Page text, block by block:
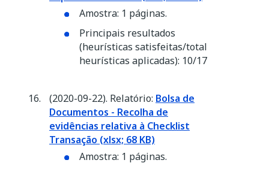
Amostra: 1 páginas.
Principais resultados
(heurísticas satisfeitas/total
heurísticas aplicadas): 10/17
(2020-09-22). Relatório: Bolsa de
Documentos - Recolha de
evidências relativa à Checklist
Transação (xlsx; 68 KB)
Amostra: 1 páginas.